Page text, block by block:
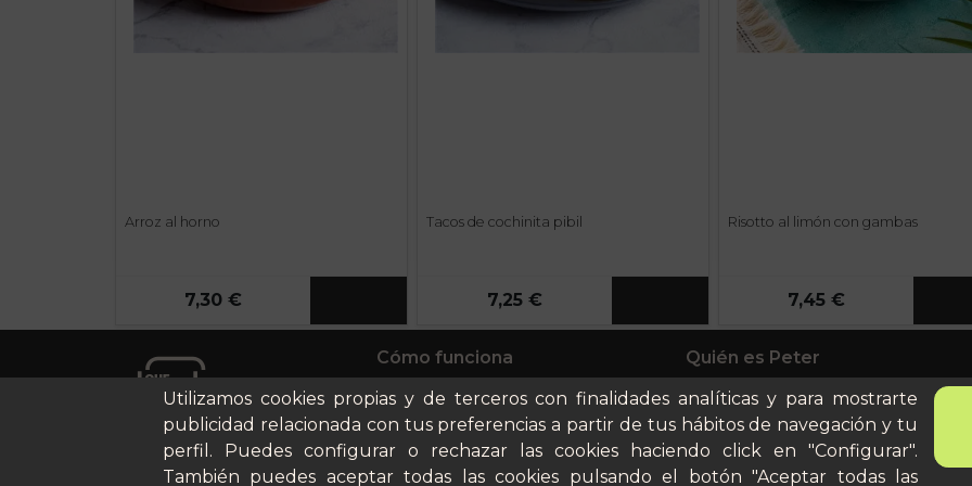
Arroz al horno
7,30 €
Tacos de cochinita pibil
7,25 €
Risotto al limón con gambas
7,45 €
Utilizamos cookies propias y de terceros con finalidades analíticas y para mostrarte
publicidad relacionada con tus preferencias a partir de tus hábitos de navegación y tu
perfil. Puedes configurar o rechazar las cookies haciendo click en "Configurar".
También puedes aceptar todas las cookies pulsando el botón "Aceptar todas las
Cómo funciona
Nuestros planes
Casos de éxito
Soy un particular
Quién es Peter
Recursos / Blog
Cultura
Llámanos al 644 52 51 02
Escríbenos al Whatsapp